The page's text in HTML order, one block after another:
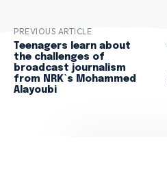
PREVIOUS ARTICLE
Teenagers learn about
the challenges of
broadcast journalism
from NRK`s Mohammed
Alayoubi